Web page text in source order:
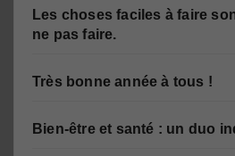
Les choses faciles à faire
ne pas faire.
Très bonne année à tous !
Bien-être et santé : un duo